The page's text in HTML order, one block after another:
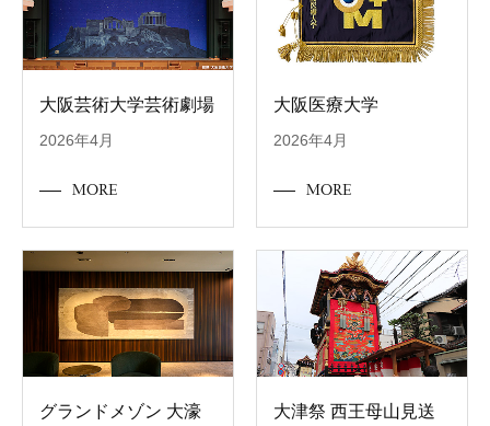
大阪芸術大学芸術劇場
2026年4月
MORE
大阪医療大学
2026年4月
MORE
グランドメゾン 大濠
大津祭 西王母山見送